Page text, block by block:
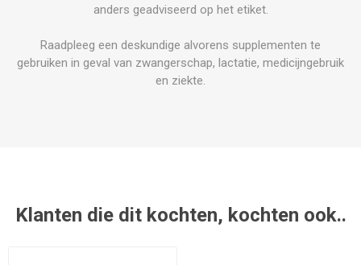
anders geadviseerd op het etiket.
Raadpleeg een deskundige alvorens supplementen te
gebruiken in geval van zwangerschap, lactatie, medicijngebruik
en ziekte.
Klanten die dit kochten, kochten ook..